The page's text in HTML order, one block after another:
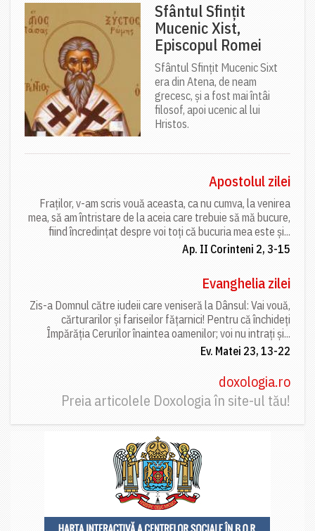
Sfântul Sfințit
Mucenic Xist,
Episcopul Romei
Sfântul Sfințit Mucenic Sixt
era din Atena, de neam
grecesc, și a fost mai întâi
filosof, apoi ucenic al lui
Hristos.
Apostolul zilei
Fraților, v-am scris vouă aceasta, ca nu cumva, la venirea
mea, să am întristare de la aceia care trebuie să mă bucure,
fiind încredințat despre voi toți că bucuria mea este și...
Ap. II Corinteni 2, 3-15
Evanghelia zilei
Zis-a Domnul către iudeii care veniseră la Dânsul: Vai vouă,
cărturarilor și fariseilor fățarnici! Pentru că închideți
Împărăția Cerurilor înaintea oamenilor; voi nu intrați și...
Ev. Matei 23, 13-22
doxologia.ro
Preia articolele Doxologia în site-ul tău!